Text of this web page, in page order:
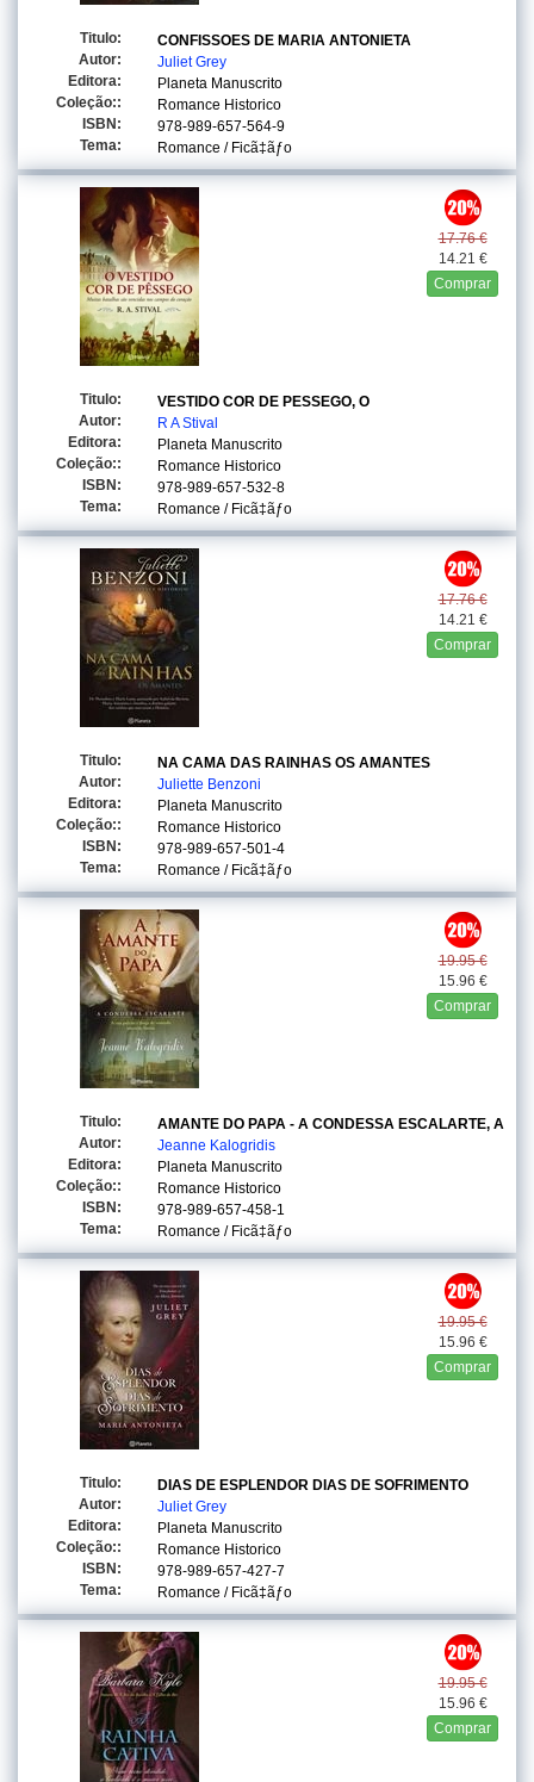
Titulo:
CONFISSOES DE MARIA ANTONIETA
Autor:
Juliet Grey
Editora:
Planeta Manuscrito
Coleção::
Romance Historico
ISBN:
978-989-657-564-9
Tema:
Romance / Ficã‡ãƒo
17.76 €
14.21 €
Comprar
Titulo:
VESTIDO COR DE PESSEGO, O
Autor:
R A Stival
Editora:
Planeta Manuscrito
Coleção::
Romance Historico
ISBN:
978-989-657-532-8
Tema:
Romance / Ficã‡ãƒo
17.76 €
14.21 €
Comprar
Titulo:
NA CAMA DAS RAINHAS OS AMANTES
Autor:
Juliette Benzoni
Editora:
Planeta Manuscrito
Coleção::
Romance Historico
ISBN:
978-989-657-501-4
Tema:
Romance / Ficã‡ãƒo
19.95 €
15.96 €
Comprar
Titulo:
AMANTE DO PAPA - A CONDESSA ESCALARTE, A
Autor:
Jeanne Kalogridis
Editora:
Planeta Manuscrito
Coleção::
Romance Historico
ISBN:
978-989-657-458-1
Tema:
Romance / Ficã‡ãƒo
19.95 €
15.96 €
Comprar
Titulo:
DIAS DE ESPLENDOR DIAS DE SOFRIMENTO
Autor:
Juliet Grey
Editora:
Planeta Manuscrito
Coleção::
Romance Historico
ISBN:
978-989-657-427-7
Tema:
Romance / Ficã‡ãƒo
19.95 €
15.96 €
Comprar